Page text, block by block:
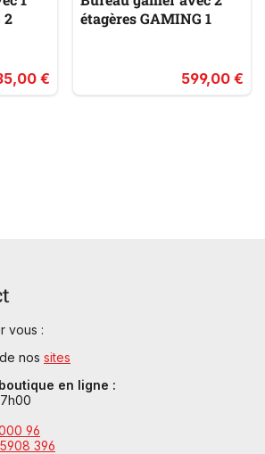
2
€
étagères GAMING 1
599,00 €
vous :
nos sites
en ligne :
96
396